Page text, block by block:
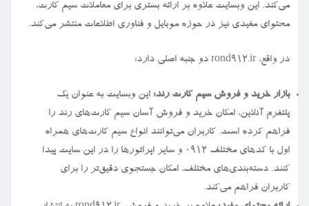
می‌کند. این وبسایت علاوه بر ارائه بستری برای معاملات سیم کارت،
محتوای مفیدی نیز در حوزه موبایل و فناوری اطلاعات منتشر می‌کند.
در واقع، rond912.ir دو جنبه اصلی دارد:
بازار خرید و فروش سیم کارت رند: این وبسایت به عنوان یک
پلتفرم آنلاین، امکان خرید و فروش آسان سیم کارت‌های رند را
فراهم کرده است. کاربران می‌توانند انواع سیم کارت‌های همراه
اول با کدهای مختلف ۰۹۱۲ و سایر اپراتورها را در این سایت پیدا
کنند. دسته‌بندی‌های مختلف، امکان جستجوی دقیق‌تر را برای
کاربران فراهم می‌کند.